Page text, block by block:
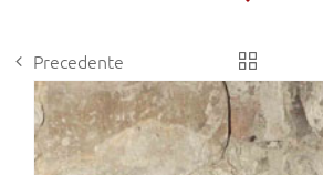
Precedente
View
Larger
Image